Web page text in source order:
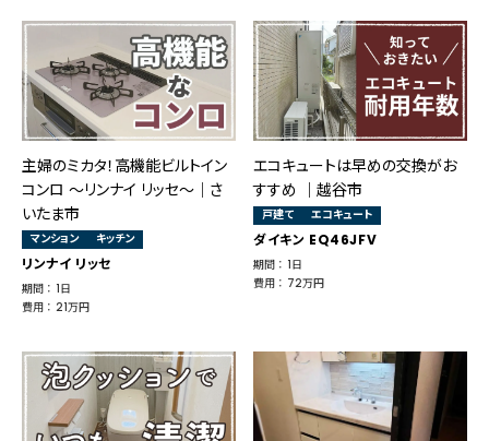
主婦のミカタ！高機能ビルトイン
コンロ ～リンナイ リッセ～｜さ
いたま市
マンション キッチン
リンナイ リッセ
期間 ： 1日
費用 ： 21万円
エコキュートは早めの交換がお
すすめ ｜越谷市
戸建て エコキュート
ダイキン EQ46JFV
期間 ： 1日
費用 ： 72万円